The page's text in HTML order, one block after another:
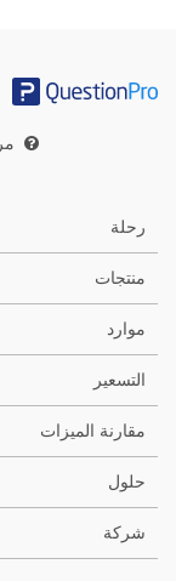
رحلة
منتجات
موارد
التسعير
مقارنة الميزات
حلول
شركة